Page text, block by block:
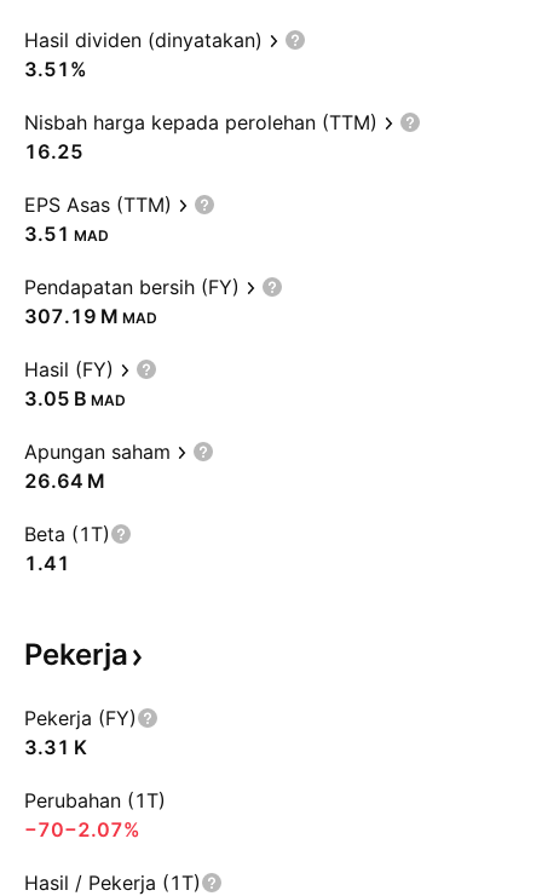
Hasil dividen (dinyatakan)
3.51%
Nisbah harga kepada perolehan (TTM)
16.25
EPS Asas (TTM)
3.51 MAD
Pendapatan bersih (FY)
‪307.19 M‬ MAD
Hasil (FY)
‪3.05 B‬ MAD
Apungan saham
‪26.64 M‬
Beta (1T)
1.41
Pekerja
Pekerja (FY)
‪3.31 K‬
Perubahan (1T)
−70−2.07%
Hasil / Pekerja (1T)